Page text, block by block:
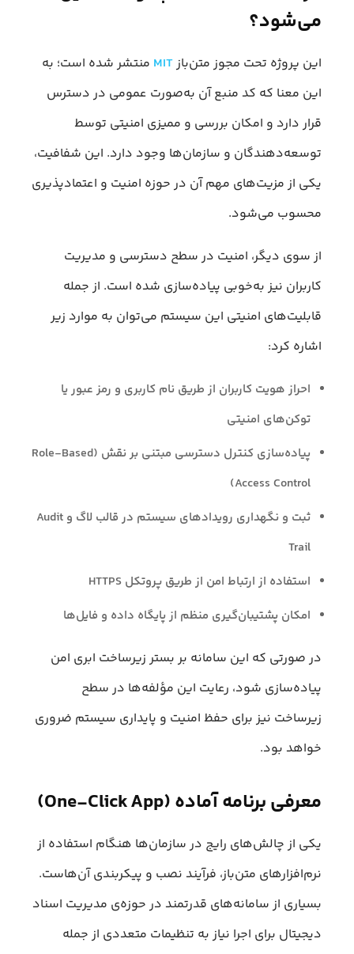
می‌شود؟
این پروژه تحت مجوز متن‌بازMIT منتشر شده است؛ به
این معنا که کد منبع آن به‌صورت عمومی در دسترس
قرار دارد و امکان بررسی و ممیزی امنیتی توسط
توسعه‌دهندگان و سازمان‌ها وجود دارد. این شفافیت،
یکی از مزیت‌های مهم آن در حوزه امنیت و اعتمادپذیری
محسوب می‌شود.
از سوی دیگر، امنیت در سطح دسترسی و مدیریت
کاربران نیز به‌خوبی پیاده‌سازی شده است. از جمله
قابلیت‌های امنیتی این سیستم می‌توان به موارد زیر
اشاره کرد:
احراز هویت کاربران از طریق نام کاربری و رمز عبور یا
توکن‌های امنیتی
پیاده‌سازی کنترل دسترسی مبتنی بر نقش (Role-Based
Access Control)
ثبت و نگهداری رویدادهای سیستم در قالب لاگ و Audit
Trail
استفاده از ارتباط امن از طریق پروتکل HTTPS
امکان پشتیبان‌گیری منظم از پایگاه داده و فایل‌ها
در صورتی که این سامانه بر بستر زیرساخت ابری امن
پیاده‌سازی شود، رعایت این مؤلفه‌ها در سطح
زیرساخت نیز برای حفظ امنیت و پایداری سیستم ضروری
خواهد بود.
معرفی برنامه‌ آماده (One‑Click App)
یکی از چالش‌های رایج در سازمان‌ها هنگام استفاده از
نرم‌افزارهای متن‌باز، فرآیند نصب و پیکربندی آن‌هاست.
بسیاری از سامانه‌های قدرتمند در حوزه‌ی مدیریت اسناد
دیجیتال برای اجرا نیاز به تنظیمات متعددی از جمله